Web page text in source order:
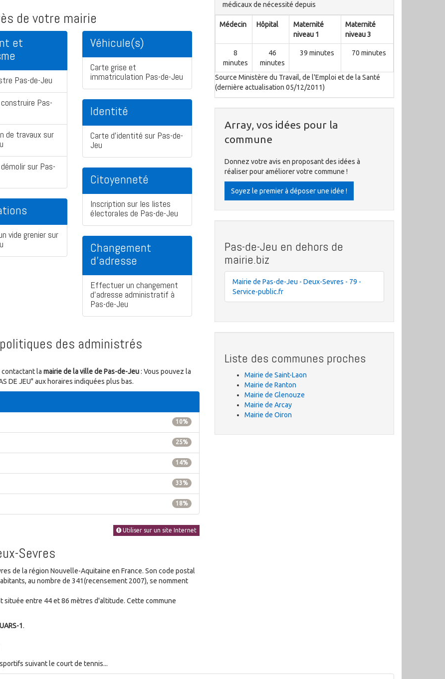
de votre mairie
et
Pas-de-Jeu
Pas-
de travaux sur
sur Pas-
vide grenier sur
Véhicule(s)
Carte grise et
immatriculation Pas-de-Jeu
Identité
Carte d'identité sur Pas-de-
Jeu
Citoyenneté
Inscription sur les listes
électorales de Pas-de-Jeu
Changement
d'adresse
Effectuer un changement
d'adresse administratif à
Pas-de-Jeu
des administrés
la mairie de la ville de Pas-de-Jeu: Vous pouvez la
DE JEU" aux horaires indiquées plus bas.
10%
25%
14%
33%
18%
Utiliser sur un site Internet
Sevres
de la région Nouvelle-Aquitaine en France. Son code postal
au nombre de 341(recensement 2007), se nomment
située entre 44 et 86 mètres d'altitude. Cette commune
1.
suivant le court de tennis...
médicaux de nécessité depuis
Médecin Hôpital
Maternité
niveau 1
Maternité
niveau 3
8
minutes
46
minutes
39 minutes 70 minutes
Source Ministère du Travail, de l'Emploi et de la Santé
(dernière actualisation 05/12/2011)
Array, vos idées pour la
commune
Donnez votre avis en proposant des idées à
réaliser pour améliorer votre commune !
Soyez le premier à déposer une idée !
Pas-de-Jeu en dehors de
mairie.biz
Mairie de Pas-de-Jeu - Deux-Sevres - 79 -
Service-public.fr
Liste des communes proches
Mairie de Saint-Laon
Mairie de Ranton
Mairie de Glenouze
Mairie de Arcay
Mairie de Oiron